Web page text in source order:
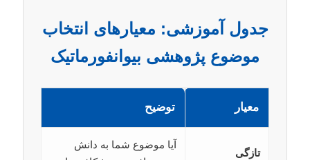
جدول آموزشی: معیارهای انتخاب
موضوع پژوهشی بیوانفورماتیک
معیار توضیح
تازگی
آیا موضوع شما به دانش